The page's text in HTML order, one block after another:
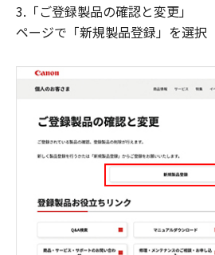
3.「ご登録製品の確認と変更」
ページで「新規製品登録」を選択